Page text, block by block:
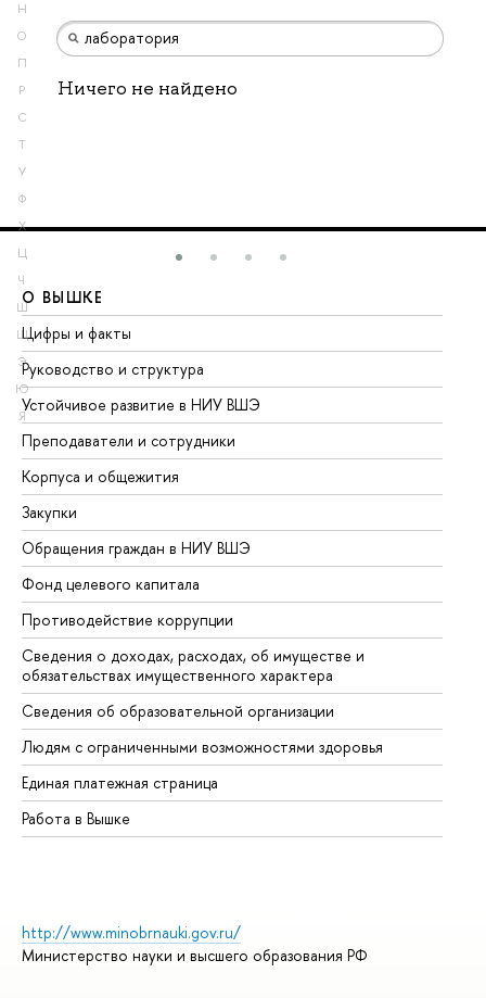
Н
О
П
Р
С
Т
У
Ф
Х
Ц
Ч
Ш
Щ
Э
Ю
Я
Ничего не найдено
О ВЫШКЕ
Цифры и факты
Руководство и структура
Устойчивое развитие в НИУ ВШЭ
Преподаватели и сотрудники
Корпуса и общежития
Закупки
Обращения граждан в НИУ ВШЭ
Фонд целевого капитала
Противодействие коррупции
Сведения о доходах, расходах, об имуществе и
обязательствах имущественного характера
Сведения об образовательной организации
Людям с ограниченными возможностями здоровья
Единая платежная страница
Работа в Вышке
http://www.minobrnauki.gov.ru/
Министерство науки и высшего образования РФ